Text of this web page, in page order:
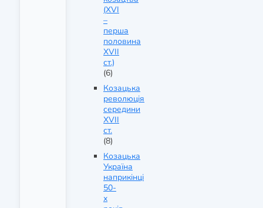
(XVI
–
перша
половина
XVII
ст.)
(6)
Козацька
революція
середини
XVII
ст.
(8)
Козацька
Україна
наприкінці
50-
х